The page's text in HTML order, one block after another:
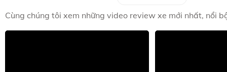
Cùng chúng tôi xem những video review xe mới nhất, nổi